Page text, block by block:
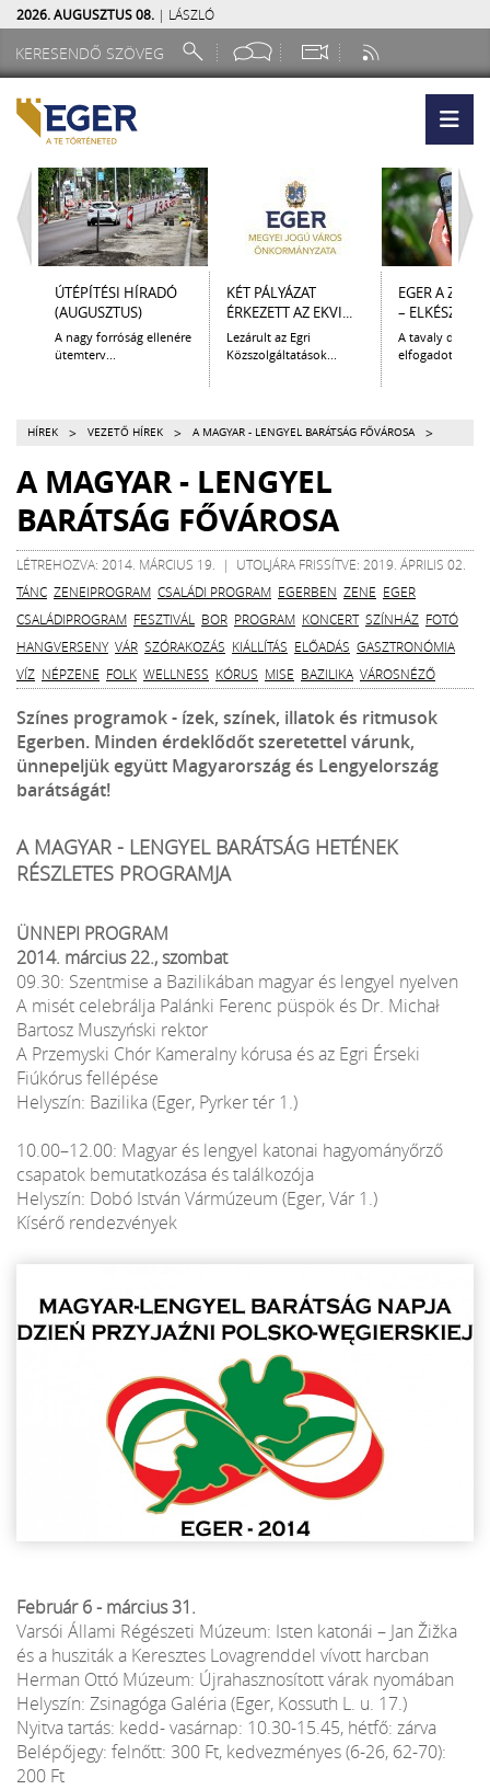
2026. AUGUSZTUS 08. | LÁSZLÓ
ÚTÉPÍTÉSI HÍRADÓ
(AUGUSZTUS)
A nagy forróság ellenére
ütemterv...
KÉT PÁLYÁZAT
ÉRKEZETT AZ EKVI...
Lezárult az Egri
Közszolgáltatások...
EGER A
– ELKÉSZÜLT
A tavaly
elfogadott
HÍREK > VEZETŐ HÍREK > A MAGYAR - LENGYEL BARÁTSÁG FŐVÁROSA >
A MAGYAR - LENGYEL
BARÁTSÁG FŐVÁROSA
LÉTREHOZVA: 2014. MÁRCIUS 19. | UTOLJÁRA FRISSÍTVE: 2019. ÁPRILIS 02.
TÁNC ZENEIPROGRAM CSALÁDI PROGRAM EGERBEN ZENE EGER
CSALÁDIPROGRAM FESZTIVÁL BOR PROGRAM KONCERT SZÍNHÁZ FOTÓ
HANGVERSENY VÁR SZÓRAKOZÁS KIÁLLÍTÁS ELŐADÁS GASZTRONÓMIA
VÍZ NÉPZENE FOLK WELLNESS KÓRUS MISE BAZILIKA VÁROSNÉZŐ
Színes programok - ízek, színek, illatok és ritmusok
Egerben. Minden érdeklődőt szeretettel várunk,
ünnepeljük együtt Magyarország és Lengyelország
barátságát!
A MAGYAR - LENGYEL BARÁTSÁG HETÉNEK
RÉSZLETES PROGRAMJA
ÜNNEPI PROGRAM
2014. március 22., szombat
09.30: Szentmise a Bazilikában magyar és lengyel nyelven
A misét celebrálja Palánki Ferenc püspök és Dr. Michał
Bartosz Muszyński rektor
A Przemyski Chór Kameralny kórusa és az Egri Érseki
Fiúkórus fellépése
Helyszín: Bazilika (Eger, Pyrker tér 1.)
10.00–12.00: Magyar és lengyel katonai hagyományőrző
csapatok bemutatkozása és találkozója
Helyszín: Dobó István Vármúzeum (Eger, Vár 1.)
Kísérő rendezvények
Február 6 - március 31.
Varsói Állami Régészeti Múzeum: Isten katonái – Jan Žižka
és a husziták a Keresztes Lovagrenddel vívott harcban
Herman Ottó Múzeum: Újrahasznosított várak nyomában
Helyszín: Zsinagóga Galéria (Eger, Kossuth L. u. 17.)
Nyitva tartás: kedd- vasárnap: 10.30-15.45, hétfő: zárva
Belépőjegy: felnőtt: 300 Ft, kedvezményes (6-26, 62-70):
200 Ft